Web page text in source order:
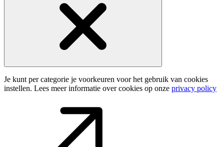
Je kunt per categorie je voorkeuren voor het gebruik van cookies
instellen. Lees meer informatie over cookies op onze privacy policy